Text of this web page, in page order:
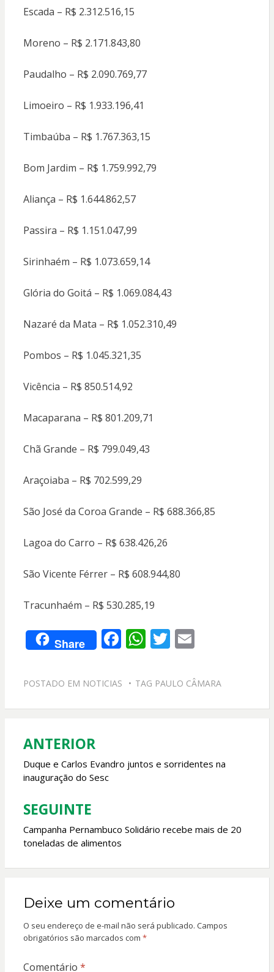
Escada – R$ 2.312.516,15
Moreno – R$ 2.171.843,80
Paudalho – R$ 2.090.769,77
Limoeiro – R$ 1.933.196,41
Timbaúba – R$ 1.767.363,15
Bom Jardim – R$ 1.759.992,79
Aliança – R$ 1.644.862,57
Passira – R$ 1.151.047,99
Sirinhaém – R$ 1.073.659,14
Glória do Goitá – R$ 1.069.084,43
Nazaré da Mata – R$ 1.052.310,49
Pombos – R$ 1.045.321,35
Vicência – R$ 850.514,92
Macaparana – R$ 801.209,71
Chã Grande – R$ 799.049,43
Araçoiaba – R$ 702.599,29
São José da Coroa Grande – R$ 688.366,85
Lagoa do Carro – R$ 638.426,26
São Vicente Férrer – R$ 608.944,80
Tracunhaém – R$ 530.285,19
Share F
e
o
k
W
at
A
p
T
itt
E
ai
POSTADO EM NOTICIAS TAG PAULO CÂMARA
Navegação
de
Post
ANTERIOR
Duque e Carlos Evandro juntos e sorridentes na
inauguração do Sesc
SEGUINTE
Campanha Pernambuco Solidário recebe mais de 20
toneladas de alimentos
Deixe um comentário
O seu endereço de e-mail não será publicado. Campos
obrigatórios são marcados com *
Comentário *